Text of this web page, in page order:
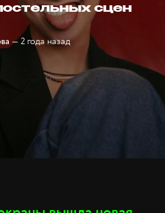
сцен
— 2 года назад